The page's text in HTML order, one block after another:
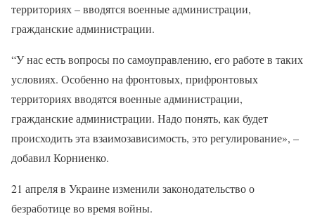
территориях – вводятся военные администрации,
гражданские администрации.
“У нас есть вопросы по самоуправлению, его работе в таких
условиях. Особенно на фронтовых, прифронтовых
территориях вводятся военные администрации,
гражданские администрации. Надо понять, как будет
происходить эта взаимозависимость, это регулирование», –
добавил Корниенко.
21 апреля в Украине изменили законодательство о
безработице во время войны.